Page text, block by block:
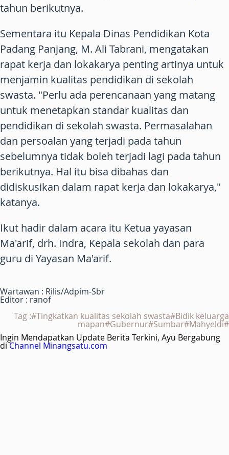
tahun berikutnya.
Sementara itu Kepala Dinas Pendidikan Kota
Padang Panjang, M. Ali Tabrani, mengatakan
rapat kerja dan lokakarya penting artinya untuk
menjamin kualitas pendidikan di sekolah
swasta. "Perlu ada perencanaan yang matang
untuk menetapkan standar kualitas dan
pendidikan di sekolah swasta. Permasalahan
dan persoalan yang terjadi pada tahun
sebelumnya tidak boleh terjadi lagi pada tahun
berikutnya. Hal itu bisa dibahas dan
didiskusikan dalam rapat kerja dan lokakarya,"
katanya.
Ikut hadir dalam acara itu Ketua yayasan
Ma'arif, drh. Indra, Kepala sekolah dan para
guru di Yayasan Ma'arif.
Wartawan : Rilis/Adpim-Sbr
Editor : ranof
Tag :#Tingkatkan kualitas sekolah swasta#Bidik keluarga
mapan#Gubernur#Sumbar#Mahyeldi#
Ingin Mendapatkan Update Berita Terkini, Ayu Bergabung
diChannel Minangsatu.com